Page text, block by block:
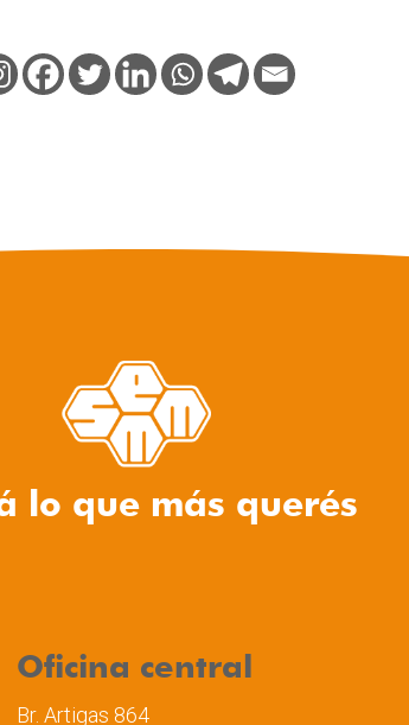
lo que más querés
Oficina central
Br. Artigas 864